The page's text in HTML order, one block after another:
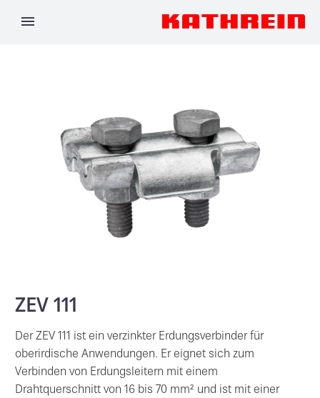
ZEV 111
Der ZEV 111 ist ein verzinkter Erdungsverbinder für
oberirdische Anwendungen. Er eignet sich zum
Verbinden von Erdungsleitern mit einem
Drahtquerschnitt von 16 bis 70 mm² und ist mit einer